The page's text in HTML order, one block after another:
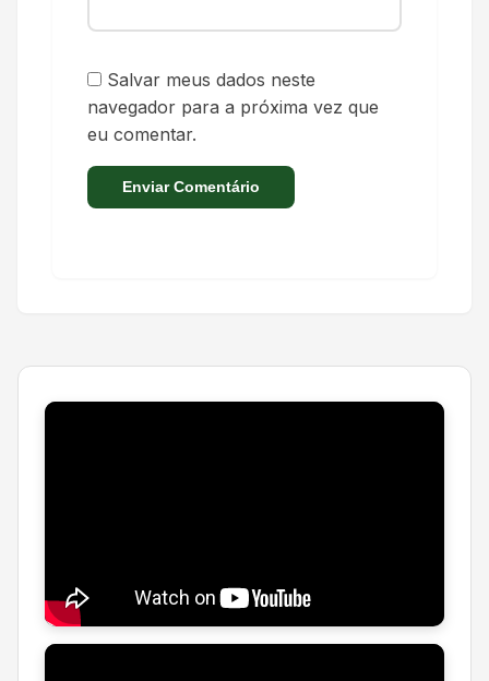
Salvar meus dados neste
navegador para a próxima vez que
eu comentar.